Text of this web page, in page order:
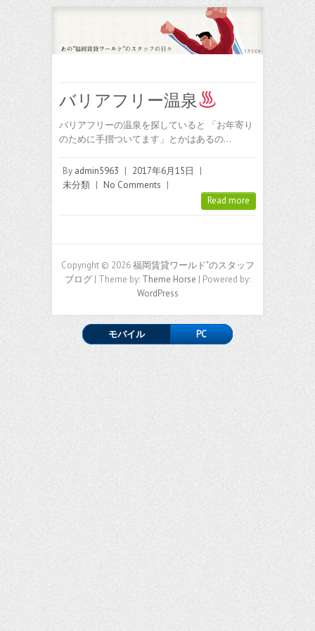
バリアフリー温泉
バリアフリーの温泉を探していると 「お年寄り
のために手摺ついてます」とかはあるの…
By admin5963 | 2017年6月15日
|
未分類 | No Comments |
Read more
Copyright © 2026福岡賃貸ワールド"のスタッフ
ブログ | Theme by: Theme Horse | Powered by:
WordPress
モバイル PC